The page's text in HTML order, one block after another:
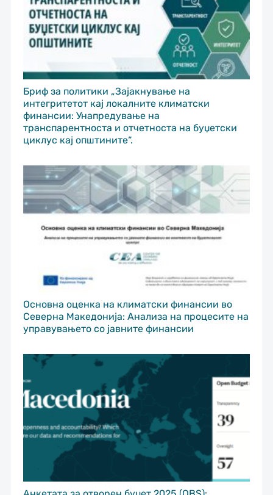
Бриф за политики „Зајакнување на
интегритетот кај локалните климатски
финансии: Унапредување на
транспарентноста и отчетноста на буџетски
циклус кај општините“.
Основна оценка на климатски финансии во
Северна Македонија: Анализа на процесите на
управувањето со јавните финансии